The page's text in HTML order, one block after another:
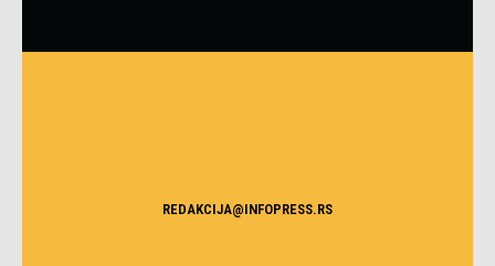
REDAKCIJA@INFOPRESS.RS